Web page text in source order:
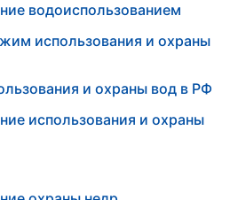
водоиспользованием
использования и охраны
и охраны вод в РФ
использования и охраны